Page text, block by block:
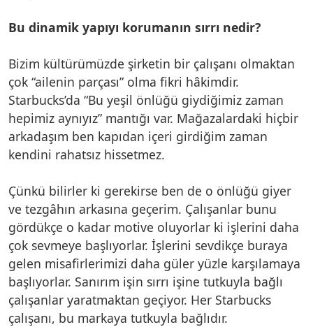
Bu dinamik yapıyı korumanın sırrı nedir?
Bizim kültürümüzde şirketin bir çalışanı olmaktan
çok “ailenin parçası” olma fikri hâkimdir.
Starbucks’da “Bu yeşil önlüğü giydiğimiz zaman
hepimiz aynıyız” mantığı var. Mağazalardaki hiçbir
arkadaşım ben kapıdan içeri girdiğim zaman
kendini rahatsız hissetmez.
Çünkü bilirler ki gerekirse ben de o önlüğü giyer
ve tezgâhın arkasına geçerim. Çalışanlar bunu
gördükçe o kadar motive oluyorlar ki işlerini daha
çok sevmeye başlıyorlar. İşlerini sevdikçe buraya
gelen misafirlerimizi daha güler yüzle karşılamaya
başlıyorlar. Sanırım işin sırrı işine tutkuyla bağlı
çalışanlar yaratmaktan geçiyor. Her Starbucks
çalışanı, bu markaya tutkuyla bağlıdır.